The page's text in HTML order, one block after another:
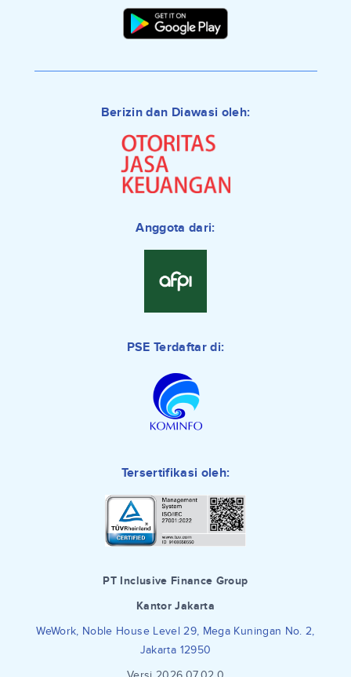
Berizin dan Diawasi oleh:
Anggota dari:
PSE Terdaftar di:
Tersertifikasi oleh:
PT Inclusive Finance Group
Kantor Jakarta
WeWork, Noble House Level 29, Mega Kuningan No. 2,
Jakarta 12950